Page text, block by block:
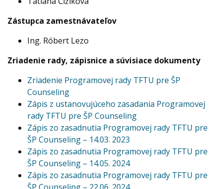
Zástupca zamestnávateľov
Ing. Róbert Lezo
Zriadenie rady, zápisnice a súvisiace dokumenty
Zriadenie Programovej rady TFTU pre ŠP
Counseling
Zápis z ustanovujúceho zasadania Programovej
rady TFTU pre ŠP Counseling
Zápis zo zasadnutia Programovej rady TFTU pre
ŠP Counseling – 14.03. 2023
Zápis zo zasadnutia Programovej rady TFTU pre
ŠP Counseling – 14.05. 2024
Zápis zo zasadnutia Programovej rady TFTU pre